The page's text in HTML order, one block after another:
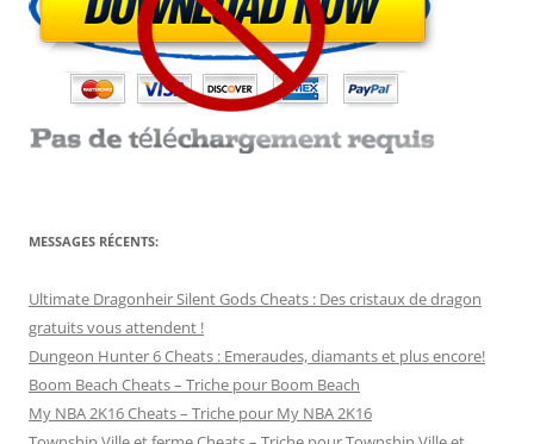
MESSAGES RÉCENTS:
Ultimate Dragonheir Silent Gods Cheats : Des cristaux de dragon
gratuits vous attendent !
Dungeon Hunter 6 Cheats : Emeraudes, diamants et plus encore!
Boom Beach Cheats – Triche pour Boom Beach
My NBA 2K16 Cheats – Triche pour My NBA 2K16